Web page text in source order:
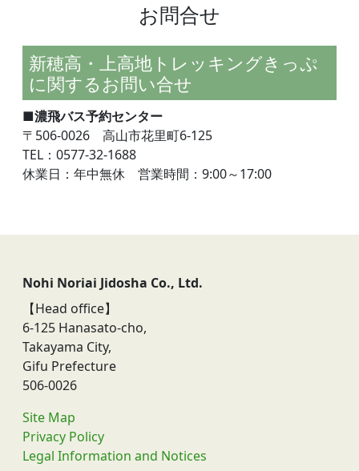
お問合せ
新穂高・上高地トレッキングきっぷ
に関するお問い合せ
■濃飛バス予約センター
〒506-0026 高山市花里町6-125
TEL：0577-32-1688
休業日：年中無休 営業時間：9:00～17:00
Nohi Noriai Jidosha Co., Ltd.
【Head office】
6-125 Hanasato-cho,
Takayama City,
Gifu Prefecture
506-0026
Site Map
Privacy Policy
Legal Information and Notices